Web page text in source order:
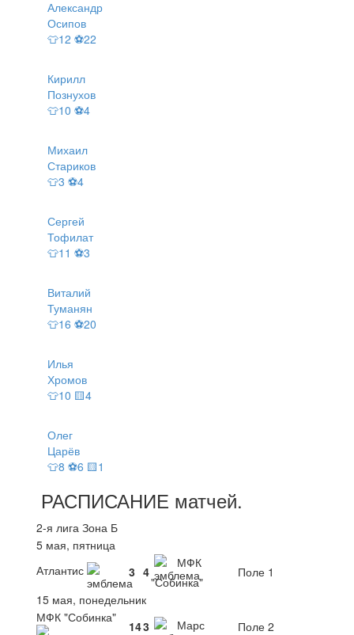
Александр
Осипов
👕12 ⚽22
Кирилл
Познухов
👕10 ⚽4
Михаил
Стариков
👕3 ⚽4
Сергей
Тофилат
👕11 ⚽3
Виталий
Туманян
👕16 ⚽20
Илья
Хромов
👕10 🟨4
Олег
Царёв
👕8 ⚽6 🟨1
РАСПИСАНИЕ матчей.
2-я лига Зона Б
5 мая, пятница
Атлантис
3 4
МФК
"Собинка"
Поле 1
15 мая, понедельник
МФК "Собинка"
143 Марс
Поле 2